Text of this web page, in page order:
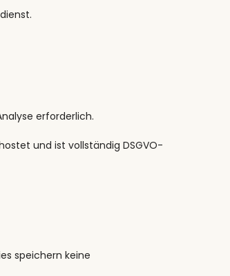
erforderlich.
und ist vollständig DSGVO-
speichern keine